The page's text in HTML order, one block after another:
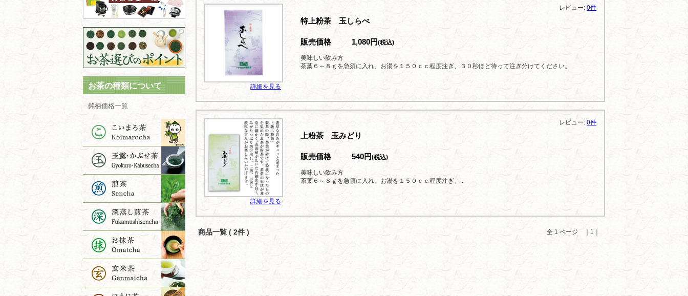
お茶の種類について
銘柄価格一覧
詳細を見る
レビュー: 0件
特上粉茶 玉しらべ
販売価格 1,080円(税込)
美味しい飲み方
茶葉６～８ｇを急須に入れ、お湯を１５０ｃｃ程度注ぎ、３０秒ほど待って注ぎ分けてください。
詳細を見る
レビュー: 0件
上粉茶 玉みどり
販売価格 540円(税込)
美味しい飲み方
茶葉６～８ｇを急須に入れ、お湯を１５０ｃｃ程度注ぎ、..
商品一覧 ( 2件 ) 全 1 ページ ｜1｜